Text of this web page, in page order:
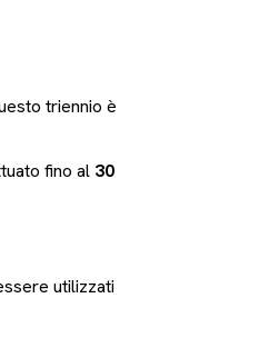
triennio è
fino al 30
utilizzati